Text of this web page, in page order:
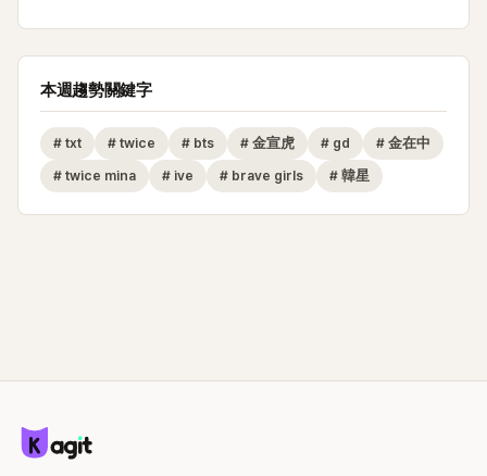
本週趨勢關鍵字
# txt # twice # bts # 金宣虎 # gd # 金在中
# twice mina # ive # brave girls # 韓星